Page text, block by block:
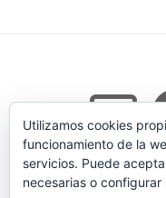
Utilizamos cookies
funcionamiento de la
servicios. Puede
necesarias o